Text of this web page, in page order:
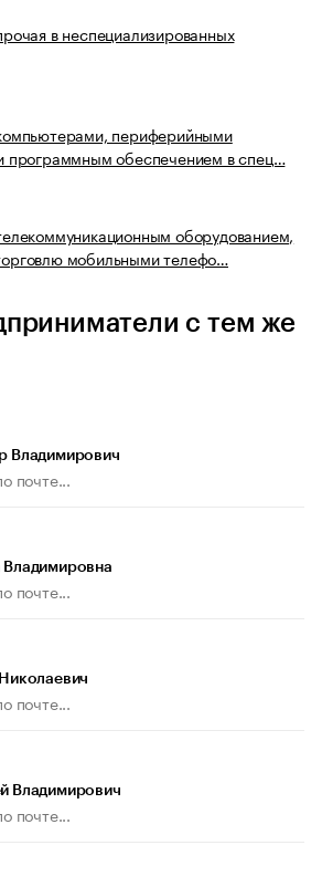
в неспециализированных
периферийными
программным обеспечением в спец…
оборудованием,
мобильными телефо…
с тем же
Владимирович
почте...
почте...
почте...
Владимирович
почте...